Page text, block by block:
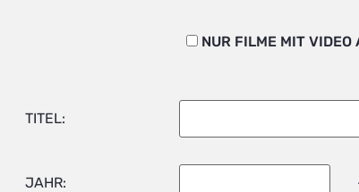
NUR FILME MIT VIDEO
TITEL:
JAHR: